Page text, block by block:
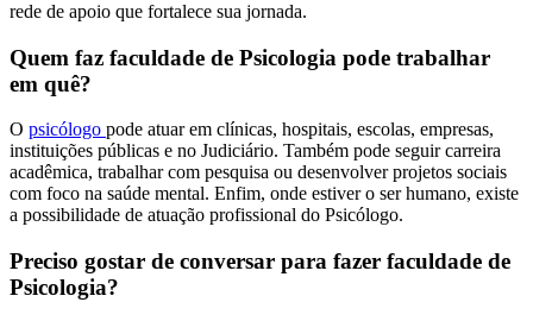
rede de apoio que fortalece sua jornada.
Quem faz faculdade de Psicologia pode trabalhar
em quê?
O psicólogo pode atuar em clínicas, hospitais, escolas, empresas,
instituições públicas e no Judiciário. Também pode seguir carreira
acadêmica, trabalhar com pesquisa ou desenvolver projetos sociais
com foco na saúde mental. Enfim, onde estiver o ser humano, existe
a possibilidade de atuação profissional do Psicólogo.
Preciso gostar de conversar para fazer faculdade de
Psicologia?